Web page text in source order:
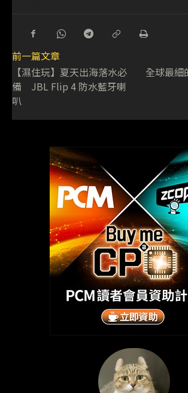
前一篇文章
【濕住玩】夏天出海落水必
備 JBL Flip 4 防水藍牙喇
叭
全球最細